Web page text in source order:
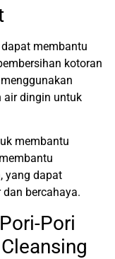
membantu
kotoran
air dingin untuk
membantu
yang dapat
bercahaya.
Pori